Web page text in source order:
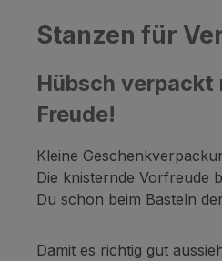
Stanzen für
Hübsch
Freude!
Kleine
Die knisternde Vorfreude
Du schon beim Basteln
Damit es richtig gut